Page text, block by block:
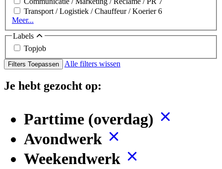
Transport / Logistiek / Chauffeur / Koerier6
Meer...
Labels
Topjob
Filters Toepassen Alle filters wissen
Je hebt gezocht op:
Parttime (overdag)
Avondwerk
Weekendwerk